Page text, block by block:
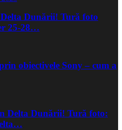
Dunării! Tură foto
25-28…
obiectivele Sony – cum a
Delta Dunării! Tură foto: